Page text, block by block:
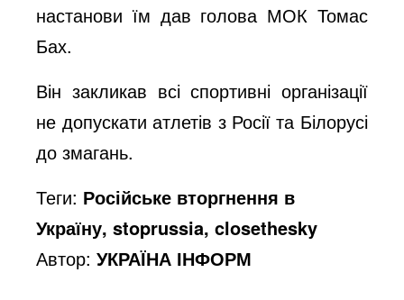
настанови їм дав голова МОК Томас
Бах.
Він закликав всі спортивні організації
не допускати атлетів з Росії та Білорусі
до змагань.
Теги: Російське вторгнення в
Україну, stoprussia, closethesky
Автор:УКРАЇНА ІНФОРМ